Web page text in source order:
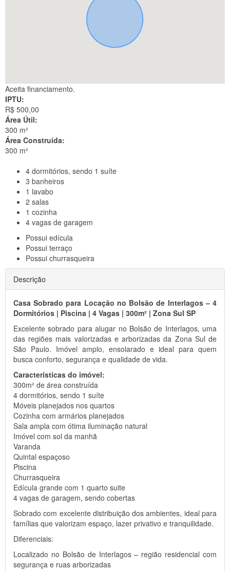
Aceita financiamento.
IPTU:
R$ 500,00
Área Útil:
300 m²
Área Construída:
300 m²
4 dormitórios, sendo 1 suíte
3 banheiros
1 lavabo
2 salas
1 cozinha
4 vagas de garagem
Possui edícula
Possui terraço
Possui churrasqueira
Descrição
Casa Sobrado para Locação no Bolsão de Interlagos – 4
Dormitórios | Piscina | 4 Vagas | 300m² | Zona Sul SP
Excelente sobrado para alugar no Bolsão de Interlagos, uma
das regiões mais valorizadas e arborizadas da Zona Sul de
São Paulo. Imóvel amplo, ensolarado e ideal para quem
busca conforto, segurança e qualidade de vida.
Características do imóvel:
300m² de área construída
4 dormitórios, sendo 1 suíte
Móveis planejados nos quartos
Cozinha com armários planejados
Sala ampla com ótima iluminação natural
Imóvel com sol da manhã
Varanda
Quintal espaçoso
Piscina
Churrasqueira
Edícula grande com 1 quarto suite
4 vagas de garagem, sendo cobertas
Sobrado com excelente distribuição dos ambientes, ideal para
famílias que valorizam espaço, lazer privativo e tranquilidade.
Diferenciais:
Localizado no Bolsão de Interlagos – região residencial com
segurança e ruas arborizadas